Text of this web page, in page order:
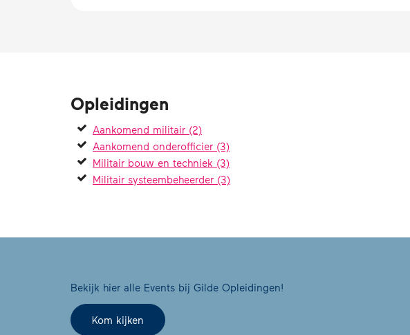
Opleidingen
Aankomend militair (2)
Aankomend onderofficier (3)
Militair bouw en techniek (3)
Militair systeembeheerder (3)
Bekijk hier alle Events bij Gilde Opleidingen!
Kom kijken